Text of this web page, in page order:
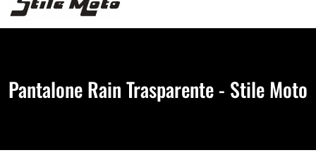
Pantalone Rain Trasparente - Stile Moto